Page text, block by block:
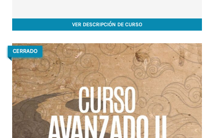
VER DESCRIPCIÓN DE CURSO
CERRADO